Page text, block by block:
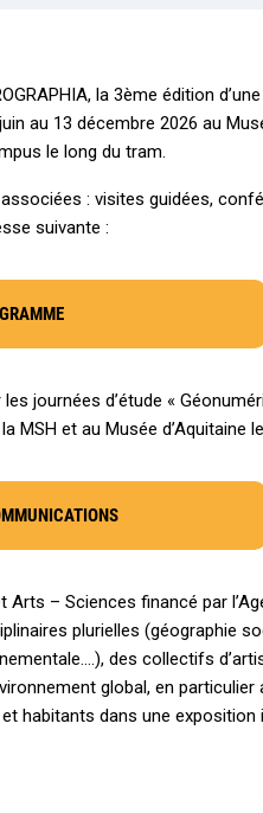
la 3ème édition
au 13 décembre 2026 au
le long du tram.
: visites guidées,
suivante :
journées d’étude «
MSH et au Musée d’Aquitaine
Arts – Sciences financé par
plurielles (géographie
des collectifs
global, en
habitants dans une exposition